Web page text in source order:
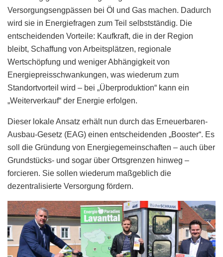
Versorgungsengpässen bei Öl und Gas machen. Dadurch
wird sie in Energiefragen zum Teil selbstständig. Die
entscheidenden Vorteile: Kaufkraft, die in der Region
bleibt, Schaffung von Arbeitsplätzen, regionale
Wertschöpfung und weniger Abhängigkeit von
Energiepreisschwankungen, was wiederum zum
Standortvorteil wird – bei „Überproduktion“ kann ein
„Weiterverkauf“ der Energie erfolgen.
Dieser lokale Ansatz erhält nun durch das Erneuerbaren-
Ausbau-Gesetz (EAG) einen entscheidenden „Booster“. Es
soll die Gründung von Energiegemeinschaften – auch über
Grundstücks- und sogar über Ortsgrenzen hinweg –
forcieren. Sie sollen wiederum maßgeblich die
dezentralisierte Versorgung fördern.